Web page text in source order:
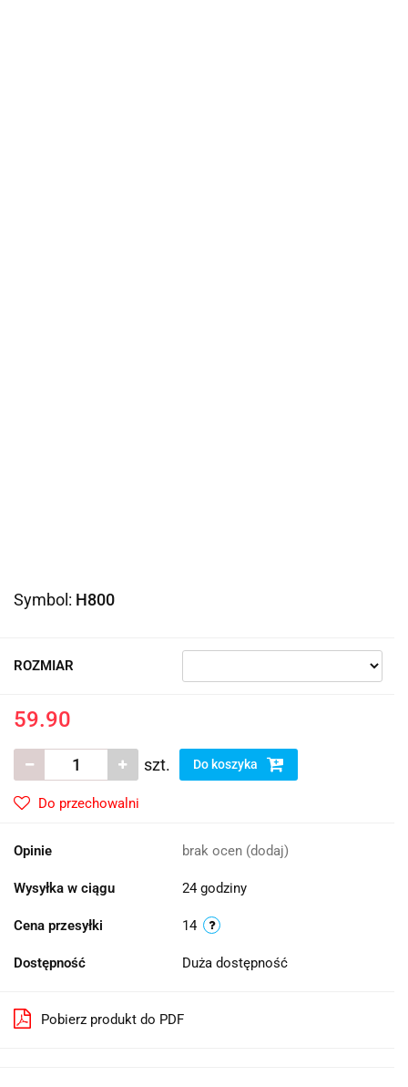
Symbol: H800
ROZMIAR
59.90
szt. Do koszyka
Do przechowalni
Opinie brak ocen (dodaj)
Wysyłka w ciągu 24 godziny
Cena przesyłki 14
Dostępność Duża dostępność
Pobierz produkt do PDF